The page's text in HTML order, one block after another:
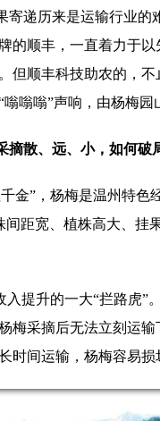
寄递历来是运输行业的
的顺丰，一直着力于
但顺丰科技助农的，不
嗡嗡嗡”声响 ，由杨梅
摘散、远、小，如何破
金”，杨梅是温州特色
距宽、植株高大、挂
提升的一大“拦路虎”
梅采摘后无法立刻运输
时间运输，杨梅容易损